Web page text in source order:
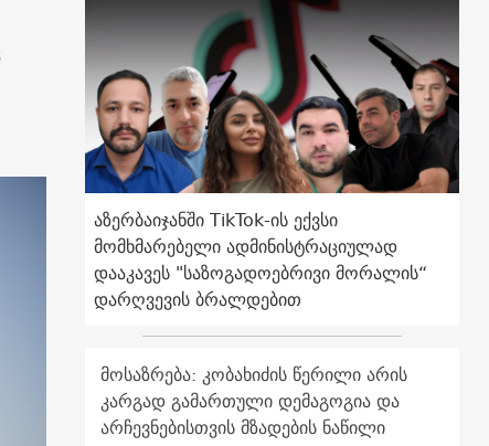
აზერბაიჯანში TikTok-ის ექვსი
მომხმარებელი ადმინისტრაციულად
დააკავეს "საზოგადოებრივი მორალის“
დარღვევის ბრალდებით
მოსაზრება: კობახიძის წერილი არის
კარგად გამართული დემაგოგია და
არჩევნებისთვის მზადების ნაწილი